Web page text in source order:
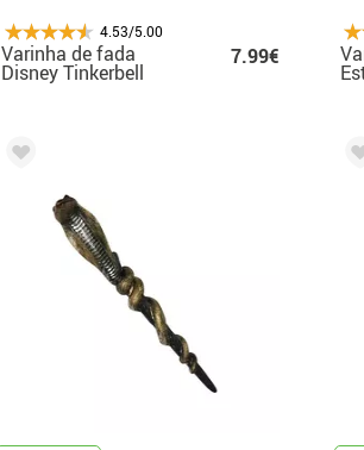
4.53/5.00
Varinha de fada
Disney Tinkerbell
7.99€